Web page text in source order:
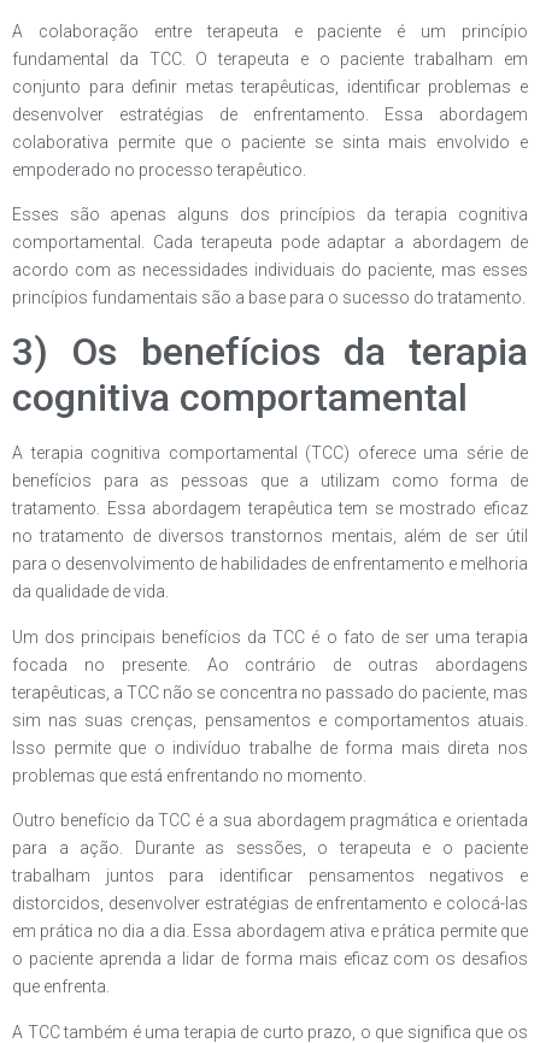
A colaboração entre terapeuta e paciente é um princípio
fundamental da TCC. O terapeuta e o paciente trabalham em
conjunto para definir metas terapêuticas, identificar problemas e
desenvolver estratégias de enfrentamento. Essa abordagem
colaborativa permite que o paciente se sinta mais envolvido e
empoderado no processo terapêutico.
Esses são apenas alguns dos princípios da terapia cognitiva
comportamental. Cada terapeuta pode adaptar a abordagem de
acordo com as necessidades individuais do paciente, mas esses
princípios fundamentais são a base para o sucesso do tratamento.
3) Os benefícios da terapia
cognitiva comportamental
A terapia cognitiva comportamental (TCC) oferece uma série de
benefícios para as pessoas que a utilizam como forma de
tratamento. Essa abordagem terapêutica tem se mostrado eficaz
no tratamento de diversos transtornos mentais, além de ser útil
para o desenvolvimento de habilidades de enfrentamento e melhoria
da qualidade de vida.
Um dos principais benefícios da TCC é o fato de ser uma terapia
focada no presente. Ao contrário de outras abordagens
terapêuticas, a TCC não se concentra no passado do paciente, mas
sim nas suas crenças, pensamentos e comportamentos atuais.
Isso permite que o indivíduo trabalhe de forma mais direta nos
problemas que está enfrentando no momento.
Outro benefício da TCC é a sua abordagem pragmática e orientada
para a ação. Durante as sessões, o terapeuta e o paciente
trabalham juntos para identificar pensamentos negativos e
distorcidos, desenvolver estratégias de enfrentamento e colocá-las
em prática no dia a dia. Essa abordagem ativa e prática permite que
o paciente aprenda a lidar de forma mais eficaz com os desafios
que enfrenta.
A TCC também é uma terapia de curto prazo, o que significa que os